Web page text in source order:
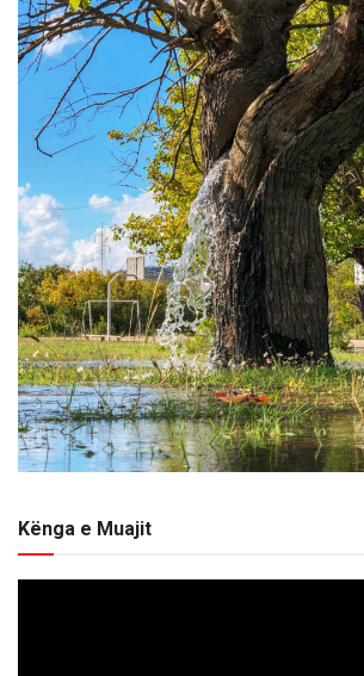
Kënga e Muajit